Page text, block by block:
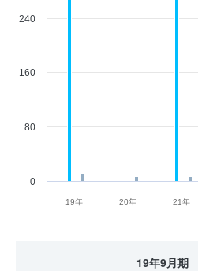
19年 20年 21年
0
80
160
240
19年9月期